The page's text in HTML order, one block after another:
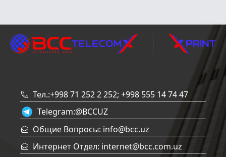
Тел.:+998 71 252 2 252; +998 555 14 74 47
Telegram:@BCCUZ
Общие Вопросы: info@bcc.uz
Интернет Отдел: internet@bcc.com.uz